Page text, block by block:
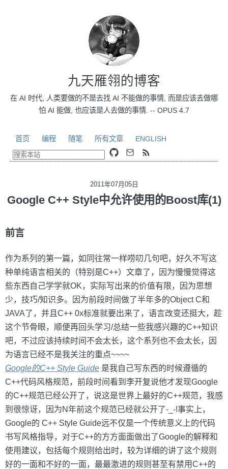
九天雁翎的博客
在 AI 时代, 人类要做的不是去找 AI 不能做的事情, 而是应该去做哪
怕 AI 能做, 也应该是人去做的事情. -- OPUS 4.7
首页 编程 随笔 所有文章 ENGLISH
2011年07月05日
Google C++ Style中允许使用的Boost库(1)
前言
作为系列的第一篇，如同往常一样唠叨几句吧，好久不写这
种单纯语言相关的（特别是C++）文章了，因为慢慢觉得这
些东西自己学学就OK，实际写出来的价值有限，因为思想
少，技巧/知识多。因为前段时间做了半年多的Object C和
JAVA了，并且C++ 0x标准就要出来了，语言改变还挺大，趁
这个节骨眼，顺便再回头学习/总结一些我感兴趣的C++知识
吧，不过应该持续时间不会太长，这个系列也不会太长，因
为语言已经不是我关注的重点~~~~
Google的C++ Style Guide 是我自己写东西的时候遵循的
C++代码风格规范，前段时间看到李开复说他才发现Google
的C++规范已经公开了，说这是世界上最好的C++规范，我感
到很惊讶，因为N年前这个规范已经就公开了-_-!事实上，
Google的 C++ Style Guide远不仅是一个传统意义上的代码
书写风格指导，对于C++的方方面面做出了Google的解释和
使用建议，包括每个规则给出时，较为详细的讲了这个规则
好的一面和不好的一面，最最激进的规则甚至有禁用C++的